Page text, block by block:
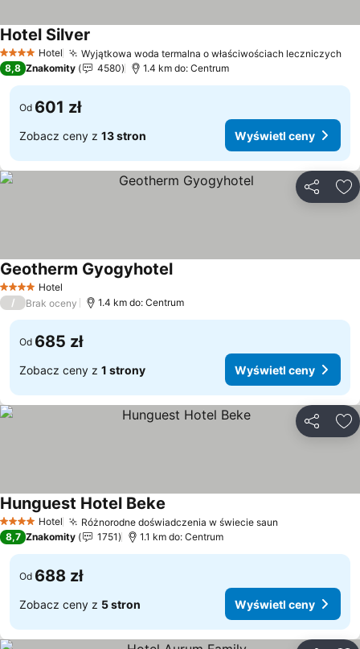
4 KategoriaHotel Wyjątkowa woda termalna o właściwościach leczniczych
Hotel Silver
8,8 Znakomity 4580 1.4 km do: Centrum
Od 601 zł
Zobacz ceny z 13 stron Wyświetl ceny
4 KategoriaHotel
Geotherm Gyogyhotel
/ Brak oceny 1.4 km do: Centrum
Od 685 zł
Zobacz ceny z 1 strony Wyświetl ceny
4 KategoriaHotel Różnorodne doświadczenia w świecie saun
Hunguest Hotel Beke
8,7 Znakomity 1751 1.1 km do: Centrum
Od 688 zł
Zobacz ceny z 5 stron Wyświetl ceny